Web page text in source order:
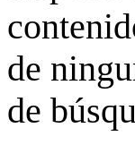
de
de